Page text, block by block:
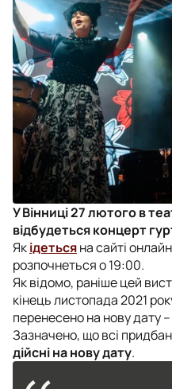
У Вінниці 27 лютого в
відбудеться концерт
Якідетьсяна сайті
розпочнеться о 19:00.
Як відомо, раніше цей
кінець листопада 2021
перенесено на нову дату
Зазначено, що всі
дійсні на нову дату.